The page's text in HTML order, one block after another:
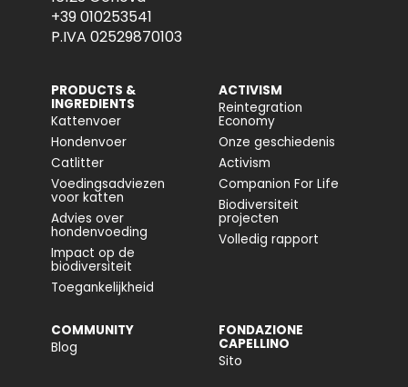
+39 010253541
P.IVA 02529870103
PRODUCTS &
INGREDIENTS
Kattenvoer
Hondenvoer
Catlitter
Voedingsadviezen
voor katten
Advies over
hondenvoeding
Impact op de
biodiversiteit
Toegankelijkheid
ACTIVISM
Reintegration
Economy
Onze geschiedenis
Activism
Companion For Life
Biodiversiteit
projecten
Volledig rapport
COMMUNITY
Blog
FONDAZIONE
CAPELLINO
Sito